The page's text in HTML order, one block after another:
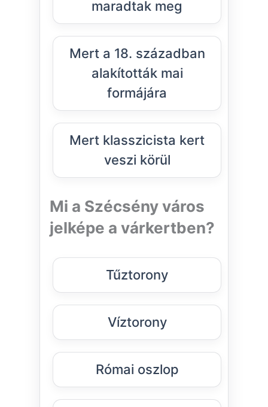
maradtak meg
Mert a 18. században
alakították mai
formájára
Mert klasszicista kert
veszi körül
Mi a Szécsény város
jelképe a várkertben?
Tűztorony
Víztorony
Római oszlop